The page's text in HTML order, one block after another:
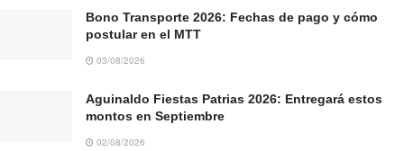
Bono Transporte 2026: Fechas de pago y cómo
postular en el MTT
03/08/2026
Aguinaldo Fiestas Patrias 2026: Entregará estos
montos en Septiembre
02/08/2026